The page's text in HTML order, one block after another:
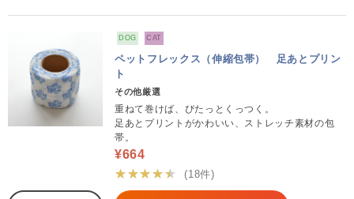
DOG CAT
ペットフレックス（伸縮包帯） 足あとプリン
ト
その他厳選
重ねて巻けば、ぴたっとくっつく。
足あとプリントがかわいい、ストレッチ素材の包
帯。
¥664
★★★★★
(18件)